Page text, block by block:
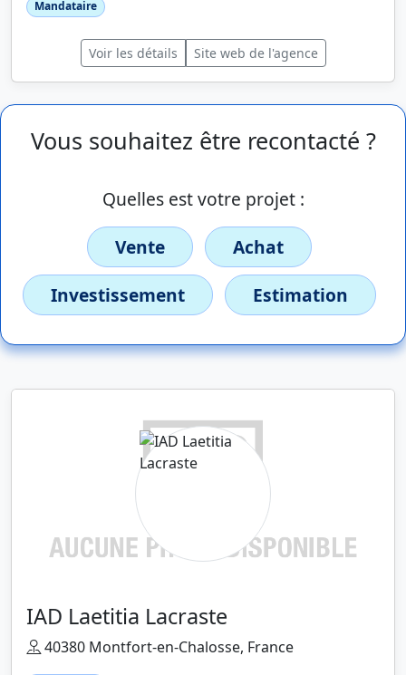
Mandataire
Voir les détails Site web de l'agence
Vous souhaitez être recontacté ?
Quelles est votre projet :
Vente
Achat
Investissement
Estimation
IAD Laetitia Lacraste
40380 Montfort-en-Chalosse, France